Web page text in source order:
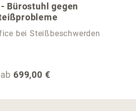
Bürostuhl gegen
bei Steißbeschwerden
Regulärer Preis:
ab 699,00 €